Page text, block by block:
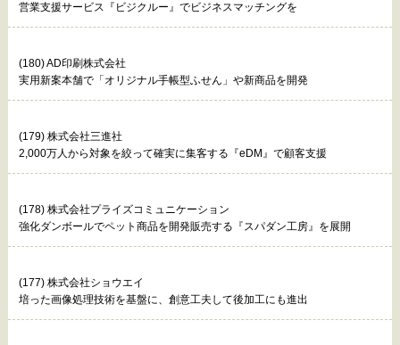
営業支援サービス『ビジクルー』でビジネスマッチングを
(180) AD印刷株式会社
実用新案本舗で「オリジナル手帳型ふせん」や新商品を開発
(179) 株式会社三進社
2,000万人から対象を絞って確実に集客する『eDM』で顧客支援
(178) 株式会社プライズコミュニケーション
強化ダンボールでペット商品を開発販売する『スパダン工房』を展開
(177) 株式会社ショウエイ
培った画像処理技術を基盤に、創意工夫して後加工にも進出